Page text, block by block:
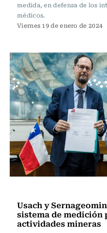
medida, en defensa de los
médicos.
Viernes 19 de enero de 2024
Usach y
sistema de medición
actividades mineras